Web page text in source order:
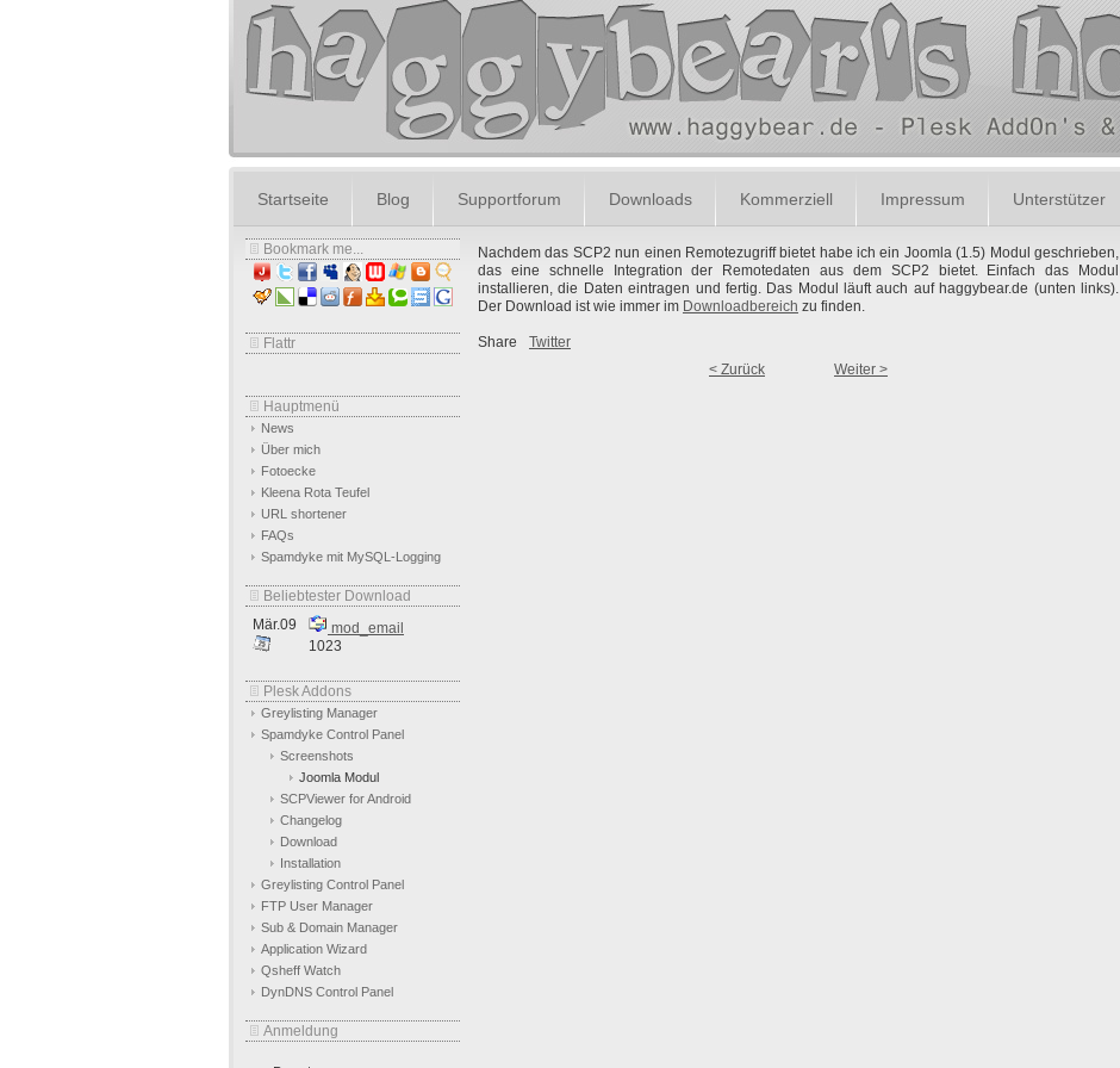
Startseite Blog Supportforum Downloads Kommerziell Impressum Unterstützer
Bookmark me...
Flattr
Hauptmenü
News
Über mich
Fotoecke
Kleena Rota Teufel
URL shortener
FAQs
Spamdyke mit MySQL-Logging
Beliebtester Download
Mär.09
mod_email
1023
Plesk Addons
Greylisting Manager
Spamdyke Control Panel
Screenshots
Joomla Modul
SCPViewer for Android
Changelog
Download
Installation
Greylisting Control Panel
FTP User Manager
Sub & Domain Manager
Application Wizard
Qsheff Watch
DynDNS Control Panel
Anmeldung
Nachdem das SCP2 nun einen Remotezugriff bietet habe ich ein Joomla (1.5) Modul geschrieben,
das eine schnelle Integration der Remotedaten aus dem SCP2 bietet. Einfach das Modul
installieren, die Daten eintragen und fertig. Das Modul läuft auch auf haggybear.de (unten links).
Der Download ist wie immer im Downloadbereich zu finden.
Share
Twitter
< Zurück
Weiter >